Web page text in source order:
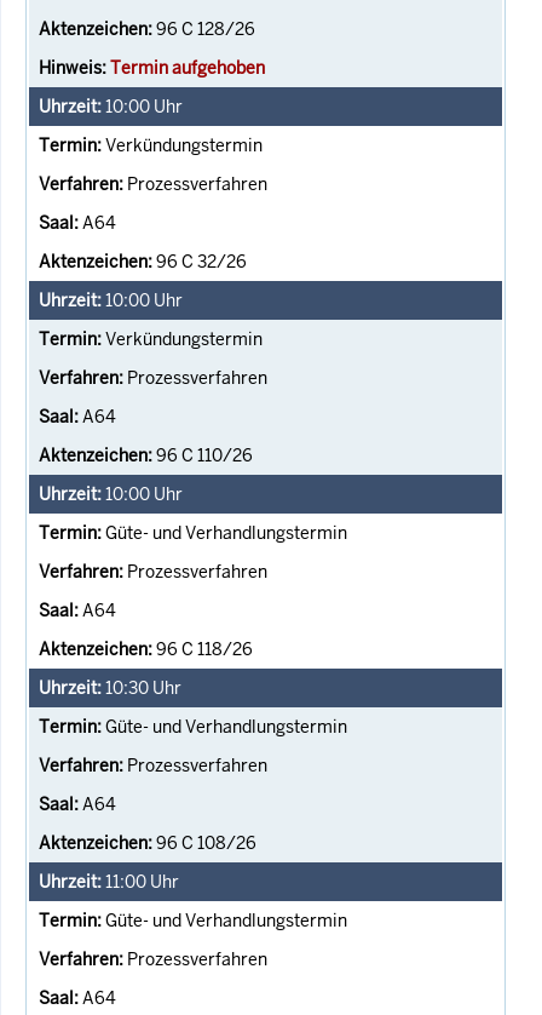
96 C 128/26
Termin aufgehoben
10:00 Uhr
Verkündungstermin
Prozessverfahren
A64
96 C 32/26
10:00 Uhr
Verkündungstermin
Prozessverfahren
A64
96 C 110/26
10:00 Uhr
Güte- und Verhandlungstermin
Prozessverfahren
A64
96 C 118/26
10:30 Uhr
Güte- und Verhandlungstermin
Prozessverfahren
A64
96 C 108/26
11:00 Uhr
Güte- und Verhandlungstermin
Prozessverfahren
A64